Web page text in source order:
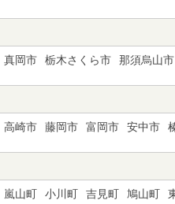
真岡市 栃木さくら市 那須烏山市
高崎市 藤岡市 富岡市 安中市
嵐山町 小川町 吉見町 鳩山町